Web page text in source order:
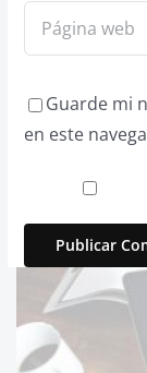
Guarde mi
en este